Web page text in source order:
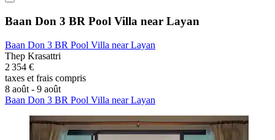
Baan Don 3 BR Pool Villa near Layan
Baan Don 3 BR Pool Villa near Layan
Thep Krasattri
2 354 €
taxes et frais compris
8 août - 9 août
Baan Don 3 BR Pool Villa near Layan